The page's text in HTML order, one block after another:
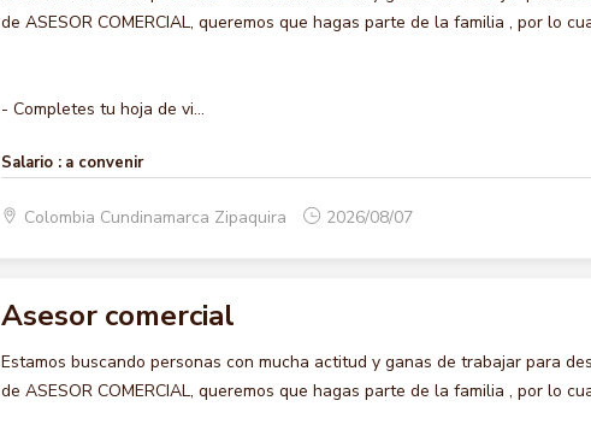
de ASESOR COMERCIAL, queremos que hagas parte de la familia , por lo
- Completes tu hoja de vi...
Salario : a convenir
Colombia Cundinamarca Zipaquira 2026/08/07
Asesor comercial
Estamos buscando personas con mucha actitud y ganas de trabajar para
de ASESOR COMERCIAL, queremos que hagas parte de la familia , por lo